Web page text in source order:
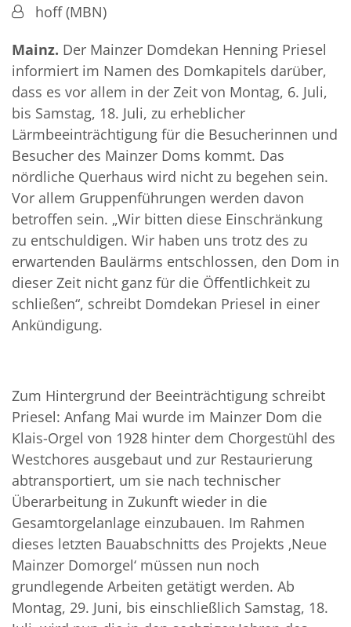
Von:hoff (MBN)
Mainz. Der Mainzer Domdekan Henning Priesel
informiert im Namen des Domkapitels darüber,
dass es vor allem in der Zeit von Montag, 6. Juli,
bis Samstag, 18. Juli, zu erheblicher
Lärmbeeinträchtigung für die Besucherinnen und
Besucher des Mainzer Doms kommt. Das
nördliche Querhaus wird nicht zu begehen sein.
Vor allem Gruppenführungen werden davon
betroffen sein. „Wir bitten diese Einschränkung
zu entschuldigen. Wir haben uns trotz des zu
erwartenden Baulärms entschlossen, den Dom in
dieser Zeit nicht ganz für die Öffentlichkeit zu
schließen“, schreibt Domdekan Priesel in einer
Ankündigung.
Zum Hintergrund der Beeinträchtigung schreibt
Priesel: Anfang Mai wurde im Mainzer Dom die
Klais-Orgel von 1928 hinter dem Chorgestühl des
Westchores ausgebaut und zur Restaurierung
abtransportiert, um sie nach technischer
Überarbeitung in Zukunft wieder in die
Gesamtorgelanlage einzubauen. Im Rahmen
dieses letzten Bauabschnitts des Projekts ‚Neue
Mainzer Domorgel‘ müssen nun noch
grundlegende Arbeiten getätigt werden. Ab
Montag, 29. Juni, bis einschließlich Samstag, 18.